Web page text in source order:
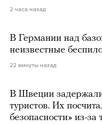
2 часа назад
В Германии над
неизвестные
22 минуты назад
В Швеции
туристов. Их
безопасности» из-за